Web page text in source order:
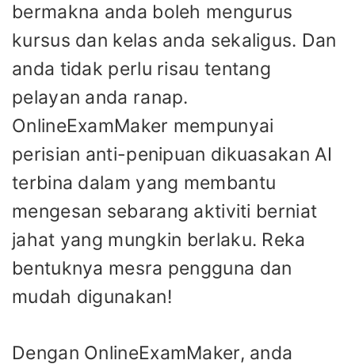
bermakna anda boleh mengurus
kursus dan kelas anda sekaligus. Dan
anda tidak perlu risau tentang
pelayan anda ranap.
OnlineExamMaker mempunyai
perisian anti-penipuan dikuasakan AI
terbina dalam yang membantu
mengesan sebarang aktiviti berniat
jahat yang mungkin berlaku. Reka
bentuknya mesra pengguna dan
mudah digunakan!
Dengan OnlineExamMaker, anda